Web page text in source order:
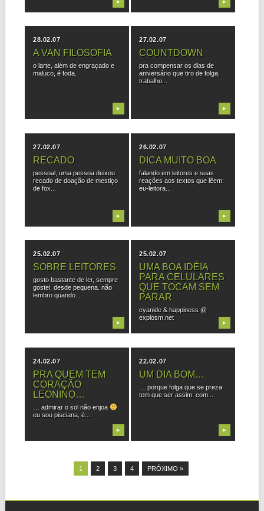
▶ ▶
28.02.07
A VAN FILOSOFIA
o larte, além de engraçado e
maluco, é foda.
▶
27.02.07
COUNTDOWN
pra compensar os dias de
aniversário que tiro de folga,
trabalho...
▶
27.02.07
RECADO
pessoal, uma pessoa deixou
recado de doação de mestiço
de fox...
▶
26.02.07
DICA MUITO BOA
falando em leitores e suas
reações aos textos que lêem:
eu-leitora...
▶
25.02.07
SOBRE LEITORES
gosto bastante de ler, sempre
gostei, desde pequena. não
lembro quando...
▶
25.02.07
UMA BOA IDÉIA
PARA CELULARES
QUE TOCAM SEM
PARAR
cyanide & happiness @
explosm.net
▶
24.02.07
PRA QUEM TEM
CORAÇÃO
LEONINO…
… admirar o sol não enjoa
eu sou pisciana, é...
▶
22.02.07
UM DIA BOM…
… porque folga que se preza
tem que ser assim: com...
▶
1 2 3 4 PRÓXIMO »